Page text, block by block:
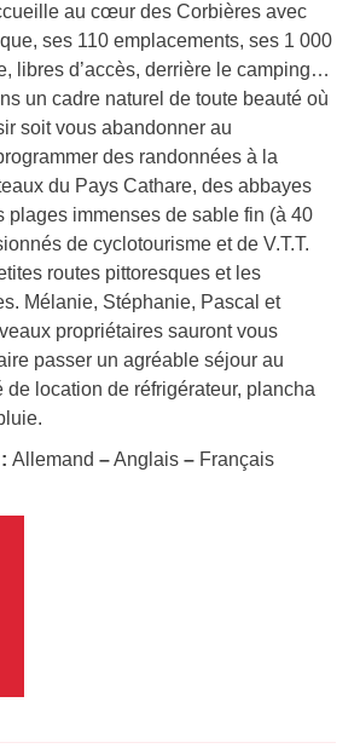
au cœur des Corbières avec
ses 110 emplacements, ses 1 000
libres d’accès, derrière le camping…
un cadre naturel de toute beauté où
soit vous abandonner au
des randonnées à la
du Pays Cathare, des abbayes
plages immenses de sable fin (à 40
de cyclotourisme et de V.T.T.
routes pittoresques et les
Mélanie, Stéphanie, Pascal et
propriétaires sauront vous
passer un agréable séjour au
de location de réfrigérateur, plancha
Allemand –Anglais – Français